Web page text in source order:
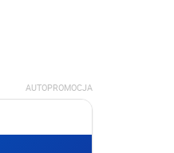
AUTOPROMOCJA